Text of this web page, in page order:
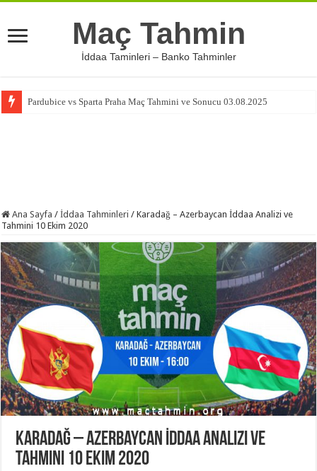
Maç Tahmin
İddaa Taminleri – Banko Tahminler
Pardubice vs Sparta Praha Maç Tahmini ve Sonucu 03.08.2025
Ana Sayfa / İddaa Tahminleri / Karadağ – Azerbaycan İddaa Analizi ve
Tahmini 10 Ekim 2020
Karadağ – Azerbaycan İddaa Analizi ve
Tahmini 10 Ekim 2020